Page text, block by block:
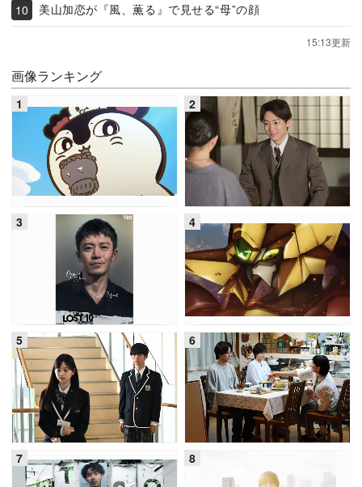
美山加恋が『風、薫る』で見せる“母”の顔
15:13更新
画像ランキング